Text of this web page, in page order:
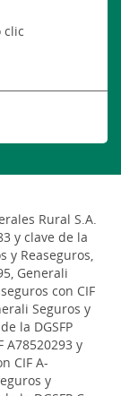
clic
Rural S.A.
y clave de la
y Reaseguros,
Generali
con CIF
Seguros y
la DGSFP
A78520293 y
CIF A-
y